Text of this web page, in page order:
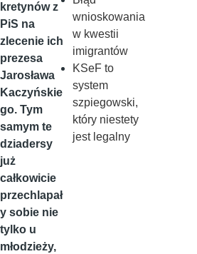
kretynów z
PiS na
zlecenie ich
prezesa
Jarosława
Kaczyńskie
go. Tym
samym te
dziadersy
już
całkowicie
przechlapał
y sobie nie
tylko u
młodzieży,
wnioskowania
w kwestii
imigrantów
KSeF to
system
szpiegowski,
który niestety
jest legalny